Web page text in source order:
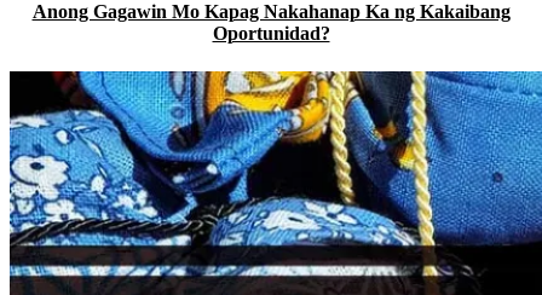
Anong Gagawin Mo Kapag Nakahanap Ka ng Kakaibang
Oportunidad?